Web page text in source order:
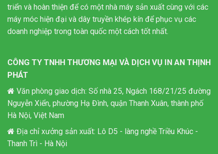
triển và hoàn thiện để có một nhà máy sản xuất cùng với các
máy móc hiện đại và dây truyền khép kín để phục vụ các
doanh nghiệp trong toàn quốc một cách tốt nhất.
CÔNG TY TNHH THƯƠNG MẠI VÀ DỊCH VỤ IN AN THỊNH
PHÁT
Văn phòng giao dịch: Số nhà 25, Ngách 168/21/25 đường
Nguyễn Xiển, phường Hạ Đình, quận Thanh Xuân, thành phố
Hà Nội, Việt Nam
Địa chỉ xưởng sản xuất: Lô D5 - làng nghề Triều Khúc -
Thanh Trì - Hà Nội